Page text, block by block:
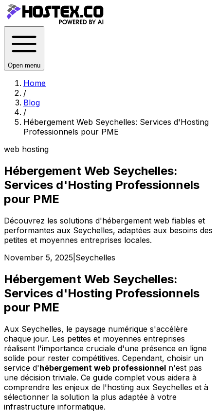
Open menu
Home
/
Blog
/
Hébergement Web Seychelles: Services d'Hosting
Professionnels pour PME
web hosting
Hébergement Web Seychelles:
Services d'Hosting Professionnels
pour PME
Découvrez les solutions d'hébergement web fiables et
performantes aux Seychelles, adaptées aux besoins des
petites et moyennes entreprises locales.
November 5, 2025 Seychelles
Hébergement Web Seychelles:
Services d'Hosting Professionnels
pour PME
Aux Seychelles, le paysage numérique s'accélère
chaque jour. Les petites et moyennes entreprises
réalisent l'importance cruciale d'une présence en ligne
solide pour rester compétitives. Cependant, choisir un
service d'hébergement web professionnel n'est pas
une décision triviale. Ce guide complet vous aidera à
comprendre les enjeux de l'hosting aux Seychelles et à
sélectionner la solution la plus adaptée à votre
infrastructure informatique.